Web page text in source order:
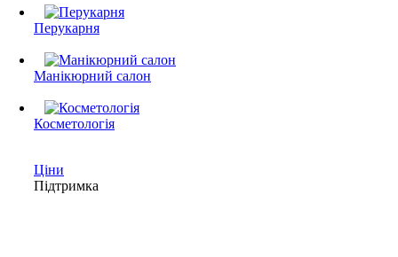
Перукарня
Манікюрний салон
Косметологія
Ціни
Підтримка